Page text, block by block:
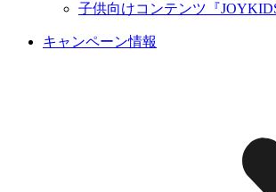
子供向けコンテンツ『
キャンペーン情報